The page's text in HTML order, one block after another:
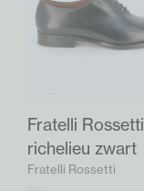
Fratelli Rossetti
richelieu zwart
Fratelli Rossetti